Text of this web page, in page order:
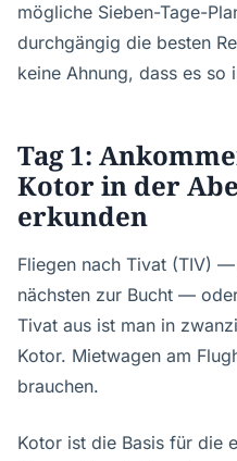
mögliche Sieben-Tage-
durchgängig die besten
keine Ahnung, dass es so
Tag 1:
Kotor in der
erkunden
Fliegen nach Tivat (TIV)
nächsten zur Bucht —
Tivat aus ist man in
Kotor. Mietwagen am
brauchen.
Kotor ist die Basis für die